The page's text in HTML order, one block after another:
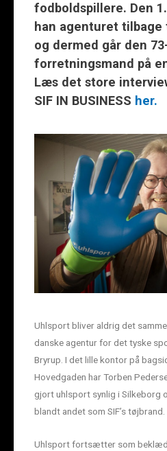
fodboldspillere. Den
han agenturet
og dermed går den
forretningsmand på
Læs det store
SIF IN BUSINESS her.
Uhlsport bliver aldrig det
danske agentur for det tyske
Bryrup. I det lille kontor på
Hovedgaden har Torben
gjort uhlsport synlig i Silkeborg
blandt andet som SIF’s tøjbrand.
Uhlsport fortsætter som